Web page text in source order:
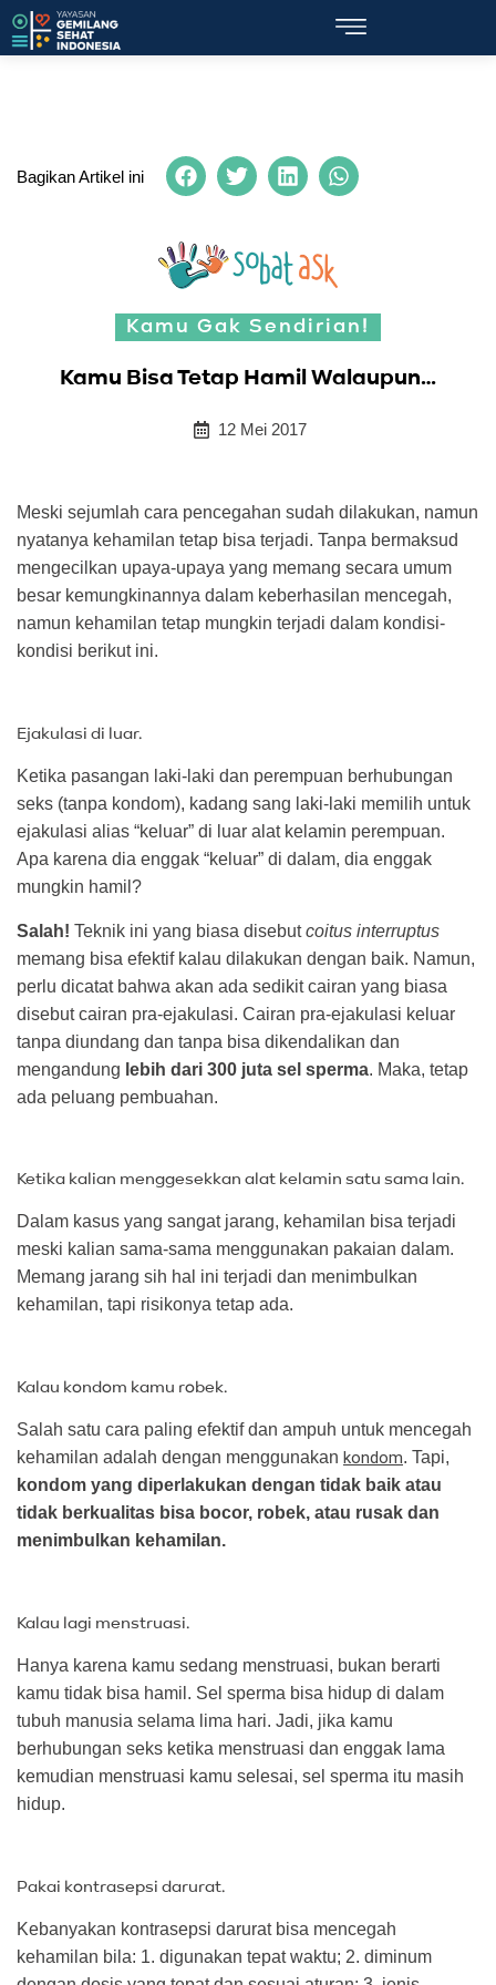
Bagikan Artikel ini
Kamu Gak Sendirian!
Kamu Bisa Tetap Hamil Walaupun…
12 Mei 2017
Meski sejumlah cara pencegahan sudah dilakukan, namun
nyatanya kehamilan tetap bisa terjadi. Tanpa bermaksud
mengecilkan upaya-upaya yang memang secara umum
besar kemungkinannya dalam keberhasilan mencegah,
namun kehamilan tetap mungkin terjadi dalam kondisi-
kondisi berikut ini.
Ejakulasi di luar.
Ketika pasangan laki-laki dan perempuan berhubungan
seks (tanpa kondom), kadang sang laki-laki memilih untuk
ejakulasi alias “keluar” di luar alat kelamin perempuan.
Apa karena dia enggak “keluar” di dalam, dia enggak
mungkin hamil?
Salah! Teknik ini yang biasa disebutcoitus interruptus
memang bisa efektif kalau dilakukan dengan baik. Namun,
perlu dicatat bahwa akan ada sedikit cairan yang biasa
disebut cairan pra-ejakulasi. Cairan pra-ejakulasi keluar
tanpa diundang dan tanpa bisa dikendalikan dan
mengandung lebih dari 300 juta sel sperma. Maka, tetap
ada peluang pembuahan.
Ketika kalian menggesekkan alat kelamin satu sama lain.
Dalam kasus yang sangat jarang, kehamilan bisa terjadi
meski kalian sama-sama menggunakan pakaian dalam.
Memang jarang sih hal ini terjadi dan menimbulkan
kehamilan, tapi risikonya tetap ada.
Kalau kondom kamu robek.
Salah satu cara paling efektif dan ampuh untuk mencegah
kehamilan adalah dengan menggunakan kondom. Tapi,
kondom yang diperlakukan dengan tidak baik atau
tidak berkualitas bisa bocor, robek, atau rusak dan
menimbulkan kehamilan.
Kalau lagi menstruasi.
Hanya karena kamu sedang menstruasi, bukan berarti
kamu tidak bisa hamil. Sel sperma bisa hidup di dalam
tubuh manusia selama lima hari. Jadi, jika kamu
berhubungan seks ketika menstruasi dan enggak lama
kemudian menstruasi kamu selesai, sel sperma itu masih
hidup.
Pakai kontrasepsi darurat.
Kebanyakan kontrasepsi darurat bisa mencegah
kehamilan bila: 1. digunakan tepat waktu; 2. diminum